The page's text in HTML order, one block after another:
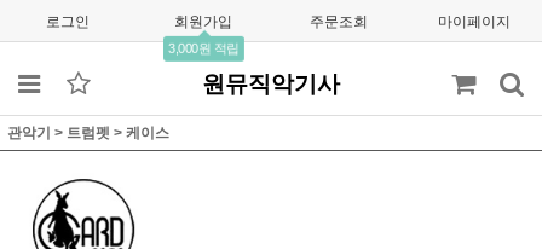
로그인 회원가입
3,000원 적립
주문조회 마이페이지
원뮤직악기사
관악기 > 트럼펫 > 케이스